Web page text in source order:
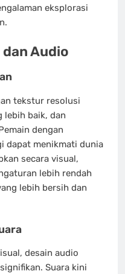
eksplorasi
Audio
tekstur resolusi
lebih baik, dan
dengan
dapat menikmati dunia
secara visual,
lebih rendah
lebih bersih dan
desain audio
Suara kini